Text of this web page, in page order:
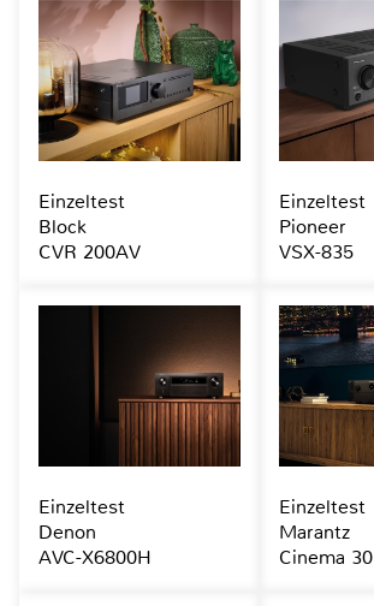
Einzeltest
Block
CVR 200AV
Einzeltest
Pioneer
VSX-835
Einzeltest
Denon
AVC-X6800H
Einzeltest
Marantz
Cinema 30